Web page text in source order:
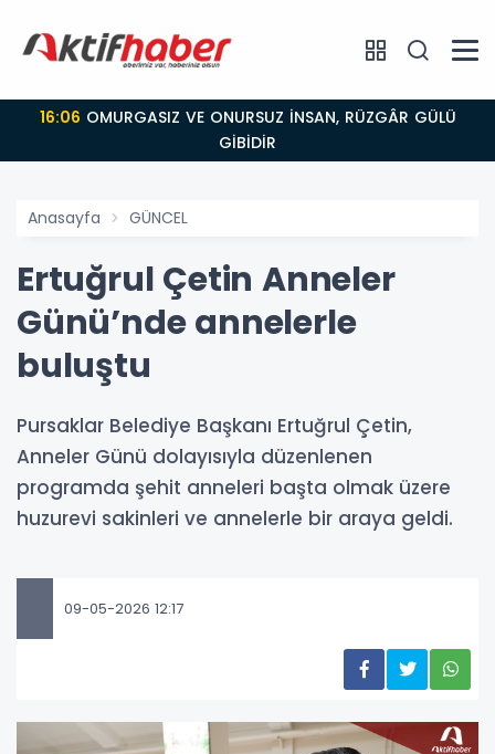
16:06
GİBİDİR
Anasayfa GÜNCEL
Ertuğrul Çetin Anneler
Günü’nde annelerle
buluştu
Pursaklar Belediye Başkanı Ertuğrul Çetin,
Anneler Günü dolayısıyla düzenlenen
programda şehit anneleri başta olmak üzere
huzurevi sakinleri ve annelerle bir araya geldi.
09-05-2026 12:17